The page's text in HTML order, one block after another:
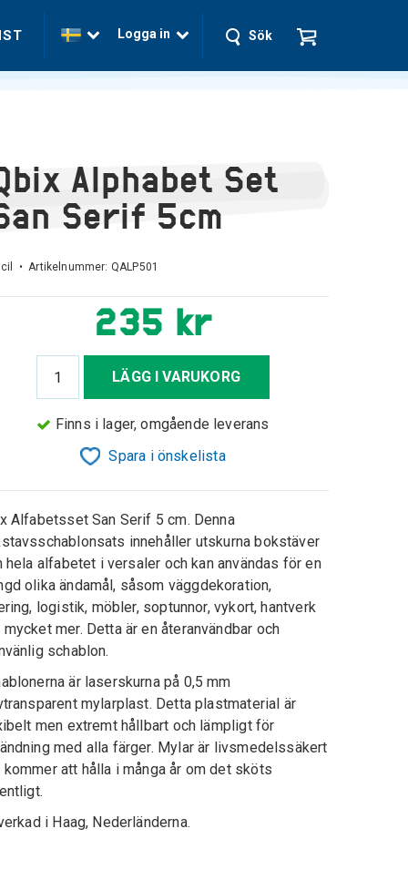
Logga in Sök
Alphabet Set
Serif 5cm
• Artikelnummer: QALP501
235 kr
LÄGG I VARUKORG
Finns i lager, omgående leverans
Spara i önskelista
Alfabetsset San Serif 5 cm. Denna
innehåller utskurna bokstäver
hela alfabetet i versaler och kan användas för en
olika ändamål, såsom väggdekoration,
logistik, möbler, soptunnor, vykort, hantverk
mycket mer. Detta är en återanvändbar och
schablon.
är laserskurna på 0,5 mm
mylarplast. Detta plastmaterial är
men extremt hållbart och lämpligt för
med alla färger. Mylar är livsmedelssäkert
kommer att hålla i många år om det sköts
i Haag, Nederländerna.